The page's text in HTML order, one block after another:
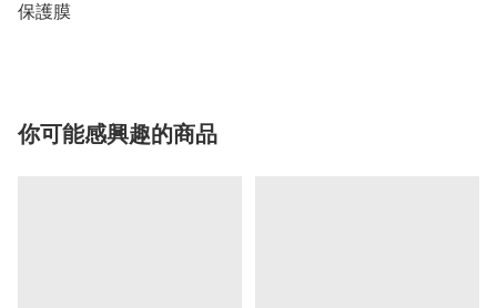
保護膜
你可能感興趣的商品